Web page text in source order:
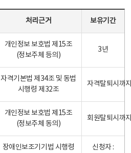
처리근거 보유기간
개인정보 보호법 제15조
(정보주체 등의)
3년
자격기본법 제34조 및 동법
시행령 제32조
자격탈퇴시까
개인정보 보호법 제15조
(정보주체 동의)
회원탈퇴시까
장애인보조기기법 시행령
신청자 :